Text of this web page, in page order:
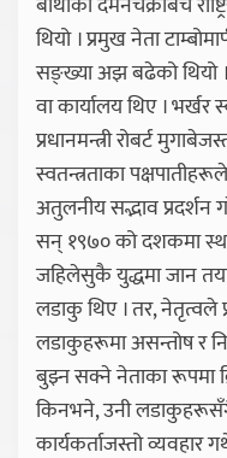
थियो । प्रमुख नेता
सङ्ख्या अझ बढेको थियो
वा कार्यालय थिए । भर्खर
प्रधानमन्त्री रोबर्ट
स्वतन्त्रताका
अतुलनीय सद्भाव प्रदर्शन
सन् १९७० को दशकमा
जहिलेसुकै युद्धमा जान
लडाकु थिए । तर, नेतृत्वले
लडाकुहरूमा असन्तोष र
बुझ्न सक्ने नेताका रूपमा
किनभने, उनी
कार्यकर्ताजस्तो व्यवहार